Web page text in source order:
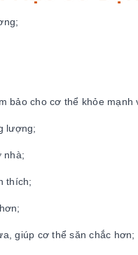
bảo cho cơ thể khỏe mạnh
lượng;
nhà;
thích;
giúp cơ thể săn chắc hơn;